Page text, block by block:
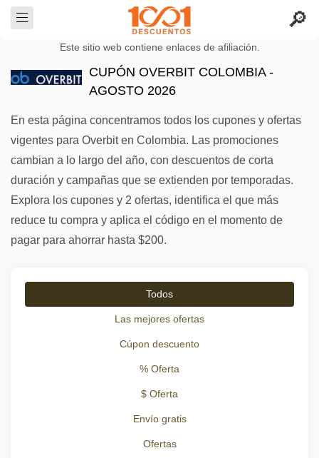
Este sitio web contiene enlaces de afiliación.
CUPÓN OVERBIT COLOMBIA -
AGOSTO 2026
En esta página concentramos todos los cupones y ofertas
vigentes para Overbit en Colombia. Las promociones
cambian a lo largo del año, con descuentos de corta
duración y campañas que se extienden por temporadas.
Explora los cupones y 2 ofertas, identifica el que más
reduce tu compra y aplica el código en el momento de
pagar para ahorrar hasta $200.
Todos
Las mejores ofertas
Cúpon descuento
% Oferta
$ Oferta
Envío gratis
Ofertas